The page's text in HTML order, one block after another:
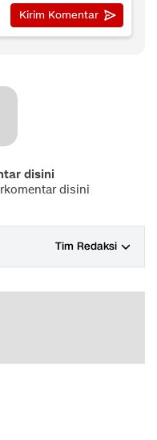
disini
disini
Tim Redaksi